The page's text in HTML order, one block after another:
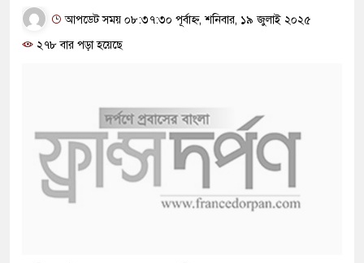
আপডেট সময় ০৮:৩৭:৩০ পূর্বাহ্ন, শনিবার, ১৯ জুলাই ২০২৫
২৭৮ বার পড়া হয়েছে